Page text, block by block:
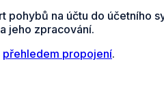
pohybů na účtu do
jeho zpracování.
přehledem propojení.